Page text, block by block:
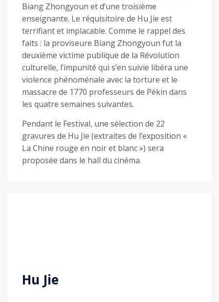
Biang Zhongyoun et d’une troisième
enseignante. Le réquisitoire de Hu Jie est
terrifiant et implacable. Comme le rappel des
faits : la proviseure Biang Zhongyoun fut la
deuxième victime publique de la Révolution
culturelle, l’impunité qui s’en suivie libéra une
violence phénoménale avec la torture et le
massacre de 1770 professeurs de Pékin dans
les quatre semaines suivantes.
Pendant le Festival, une sélection de 22
gravures de Hu Jie (extraites de l’exposition «
La Chine rouge en noir et blanc ») sera
proposée dans le hall du cinéma.
Hu Jie